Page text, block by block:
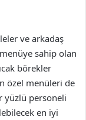
ve arkadaş
sahip olan
börekler
özel menüleri de
yüzlü personeli
en iyi